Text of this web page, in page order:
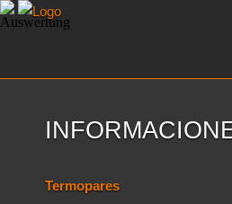
Termopares